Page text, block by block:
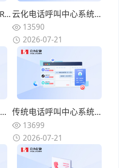
电话呼叫中心系统的IVR设计有哪些技巧？告别迷宫式菜单的用户友好设计 云化电话呼叫中心系统有哪些优势？告别硬件束缚的灵活部署模式
13590
2026-07-21
电话呼叫中心系统如何实现来电智能分配？路由策略优化坐席资源调配 传统电话呼叫中心系统面临哪些挑战？数字化转型的迫切性与路径
13699
2026-07-21